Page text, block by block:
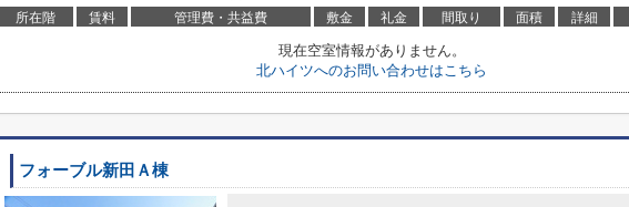
所在階 賃料 管理費・共益費 敷金 礼金 間取り 面積 詳細
現在空室情報がありません。
北ハイツへのお問い合わせはこちら
フォーブル新田Ａ棟